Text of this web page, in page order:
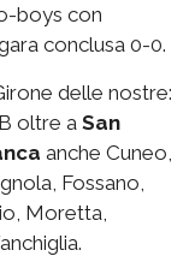
boys con
conclusa 0-0.
delle nostre:
oltre a San
anche Cuneo,
Fossano,
Moretta,